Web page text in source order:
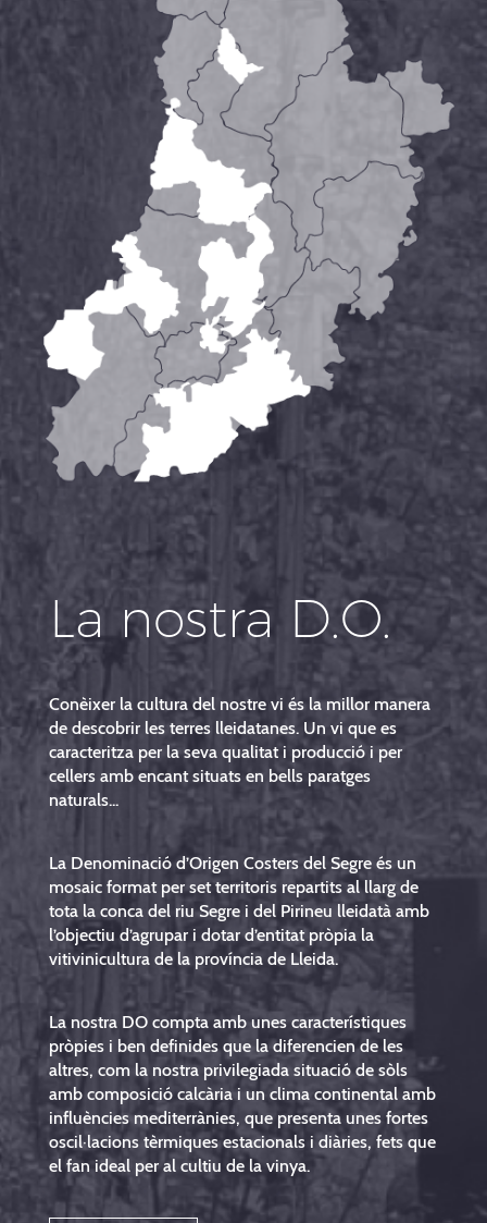
La nostra D.O.
Conèixer la cultura del nostre vi és la millor manera
de descobrir les terres lleidatanes. Un vi que es
caracteritza per la seva qualitat i producció i per
cellers amb encant situats en bells paratges
naturals...
La Denominació d’Origen Costers del Segre és un
mosaic format per set territoris repartits al llarg de
tota la conca del riu Segre i del Pirineu lleidatà amb
l’objectiu d’agrupar i dotar d’entitat pròpia la
vitivinicultura de la província de Lleida.
La nostra DO compta amb unes característiques
pròpies i ben definides que la diferencien de les
altres, com la nostra privilegiada situació de sòls
amb composició calcària i un clima continental amb
influències mediterrànies, que presenta unes fortes
oscil·lacions tèrmiques estacionals i diàries, fets que
el fan ideal per al cultiu de la vinya.